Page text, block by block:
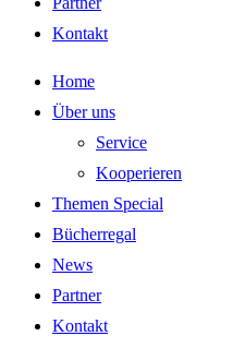
Kontakt
Home
Über uns
Service
Kooperieren
Themen Special
Bücherregal
News
Partner
Kontakt